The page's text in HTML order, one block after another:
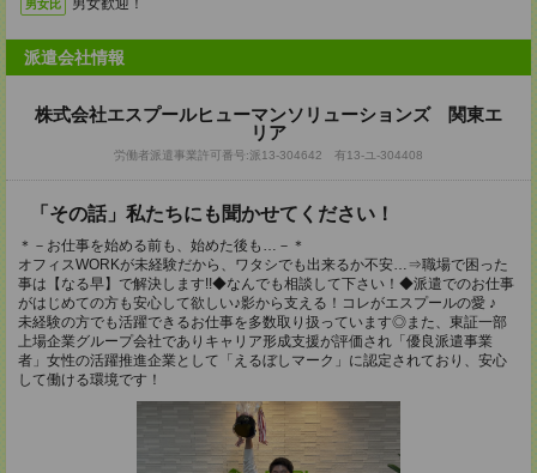
男女比 男女歓迎！
派遣会社情報
株式会社エスプールヒューマンソリューションズ 関東エ
リア
労働者派遣事業許可番号:派13-304642 有13-ユ-304408
「その話」私たちにも聞かせてください！
＊－お仕事を始める前も、始めた後も…－＊
オフィスWORKが未経験だから、ワタシでも出来るか不安…⇒職場で困った
事は【なる早】で解決します!!◆なんでも相談して下さい！◆派遣でのお仕事
がはじめての方も安心して欲しい♪影から支える！コレがエスプールの愛 ♪
未経験の方でも活躍できるお仕事を多数取り扱っています◎また、東証一部
上場企業グループ会社でありキャリア形成支援が評価され「優良派遣事業
者」女性の活躍推進企業として「えるぼしマーク」に認定されており、安心
して働ける環境です！